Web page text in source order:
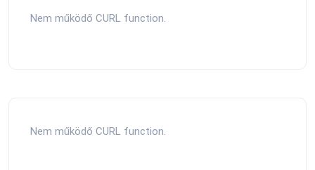
Nem működő CURL function.
Nem működő CURL function.